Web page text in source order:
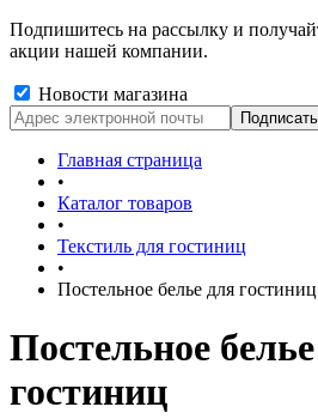
Подпишитесь на рассылку и
акции нашей компании.
Новости магазина
Главная страница
•
Каталог товаров
•
Текстиль для гостиниц
•
Постельное белье для гостиниц
Постельное
гостиниц